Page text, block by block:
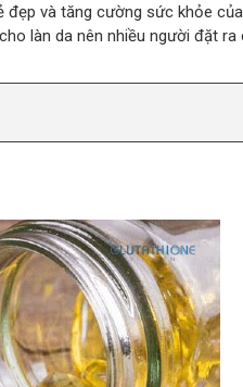
và tăng cường sức khỏe
làn da nên nhiều người đặt ra